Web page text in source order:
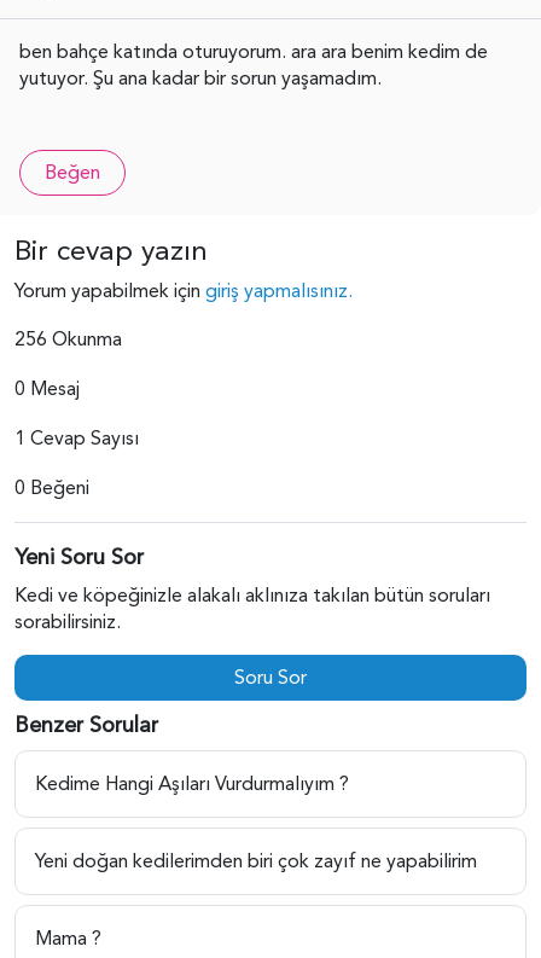
ben bahçe katında oturuyorum. ara ara benim kedim de
yutuyor. Şu ana kadar bir sorun yaşamadım.
Beğen
Bir cevap yazın
Yorum yapabilmek için giriş yapmalısınız.
256 Okunma
0 Mesaj
1 Cevap Sayısı
0 Beğeni
Yeni Soru Sor
Kedi ve köpeğinizle alakalı aklınıza takılan bütün soruları
sorabilirsiniz.
Soru Sor
Benzer Sorular
Kedime Hangi Aşıları Vurdurmalıyım ?
Yeni doğan kedilerimden biri çok zayıf ne yapabilirim
Mama ?